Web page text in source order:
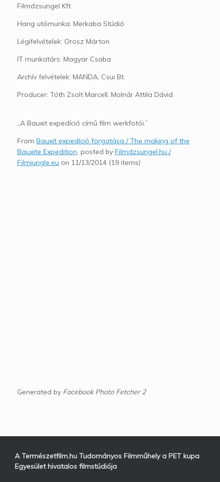
Filmdzsungel Kft.
Hang utómunka: Merkaba Stúdió
Légifelvételek: Orosz Márton
IT munkatárs: Magyar Csaba
Archív felvételek: MANDA, Csui Bt.
Producer: Tóth Zsolt Marcell, Molnár Attila Dávid
„A Bauxit expedíció című film werkfotói.”
From Bauxit expedíció forgatása / The making of the
Bauxite Expedition, posted by Filmdzsungel.hu /
Filmjungle.eu on 11/13/2014 (19 items)
Generated by Facebook Photo Fetcher 2
A Természetfilm.hu Tudományos Filmműhely a PET kupa
Egyesület hivatalos filmstúdiója